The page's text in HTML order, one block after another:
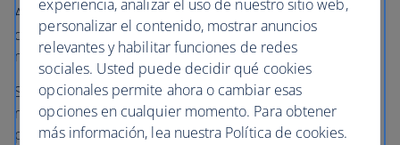
Antes de ponerse en contacto con nosotros sobre una
queja o reclamación existente, le recomendamos tener a
mano el número de referencia de su caso.
Si ya ha enviado los datos de su caso, ahora los estamos
revisando y nos comunicaremos con usted lo antes
posible. Mientras tanto, no cree un caso nuevo, ya que
experiencia, analizar el uso de nuestro sitio web,
personalizar el contenido, mostrar anuncios
relevantes y habilitar funciones de redes
sociales. Usted puede decidir qué cookies
opcionales permite ahora o cambiar esas
opciones en cualquier momento. Para obtener
más información, lea nuestra Política de cookies.